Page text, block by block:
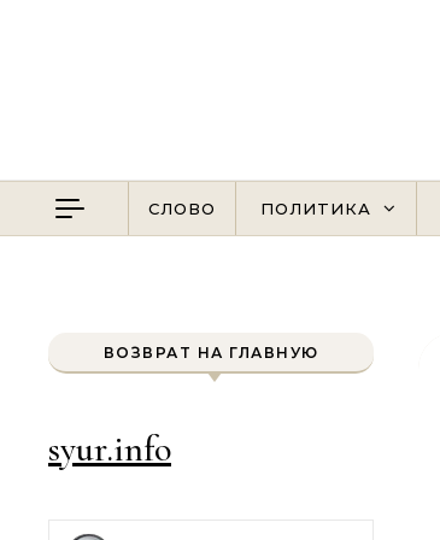
СЛОВО ПОЛИТИКА
ВОЗВРАТ НА ГЛАВНУЮ
syur.info